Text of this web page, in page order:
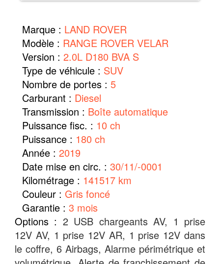
Marque : LAND ROVER
Modèle : RANGE ROVER VELAR
Version : 2.0L D180 BVA S
Type de véhicule : SUV
Nombre de portes : 5
Carburant : Diesel
Transmission : Boîte automatique
Puissance fisc. : 10 ch
Puissance : 180 ch
Année : 2019
Date mise en circ. : 30/11/-0001
Kilométrage : 141517 km
Couleur : Gris foncé
Garantie : 3 mois
Options : 2 USB chargeants AV, 1 prise
12V AV, 1 prise 12V AR, 1 prise 12V dans
le coffre, 6 Airbags, Alarme périmétrique et